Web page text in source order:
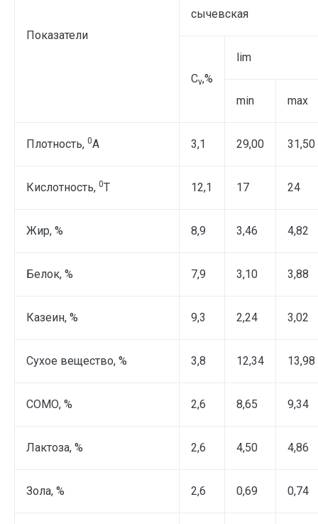
Показатели
сычевская
Cv,%
lim
min max
Плотность, 0А 3,1 29,00 31,50
Кислотность, 0Т 12,1 17 24
Жир, % 8,9 3,46 4,82
Белок, % 7,9 3,10 3,88
Казеин, % 9,3 2,24 3,02
Сухое вещество, % 3,8 12,34 13,98
СОМО, % 2,6 8,65 9,34
Лактоза, % 2,6 4,50 4,86
Зола, % 2,6 0,69 0,74